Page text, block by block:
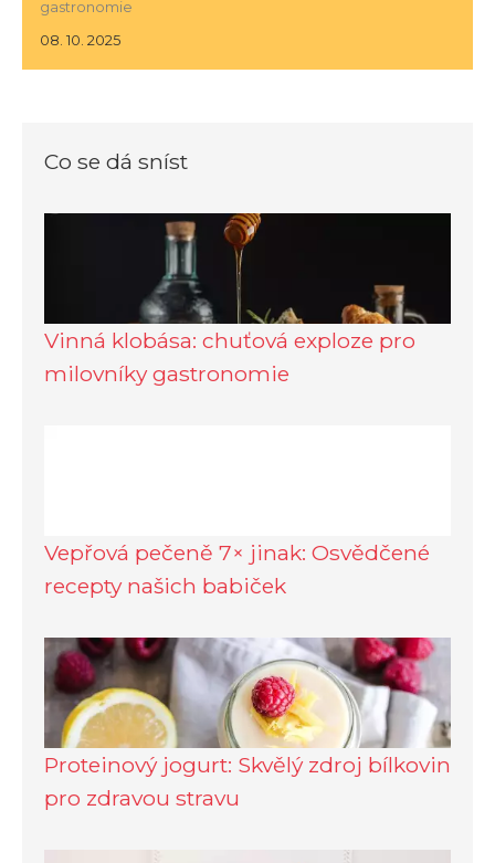
gastronomie
08. 10. 2025
Co se dá sníst
Vinná klobása: chuťová exploze pro
milovníky gastronomie
Vepřová pečeně 7× jinak: Osvědčené
recepty našich babiček
Proteinový jogurt: Skvělý zdroj bílkovin
pro zdravou stravu